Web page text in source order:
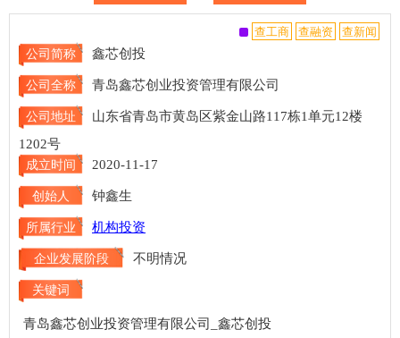
公司简称 鑫芯创投
公司全称 青岛鑫芯创业投资管理有限公司
公司地址
山东省青岛市黄岛区紫金山路117栋1单元12楼
1202号
成立时间 2020-11-17
创始人 钟鑫生
所属行业 机构投资
企业发展阶段 不明情况
关键词
青岛鑫芯创业投资管理有限公司_鑫芯创投